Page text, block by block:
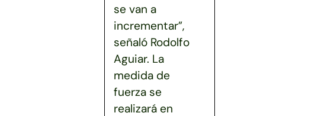
se van a
incrementar”,
señaló Rodolfo
Aguiar. La
medida de
fuerza se
realizará en